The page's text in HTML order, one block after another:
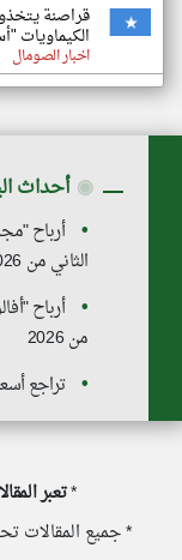
قراصنة
الكيماويات
اخبار الصومال
◉ أحداث
الثاني من 2026
من 2026
تراجع
*تعبر
* جميع المقالات